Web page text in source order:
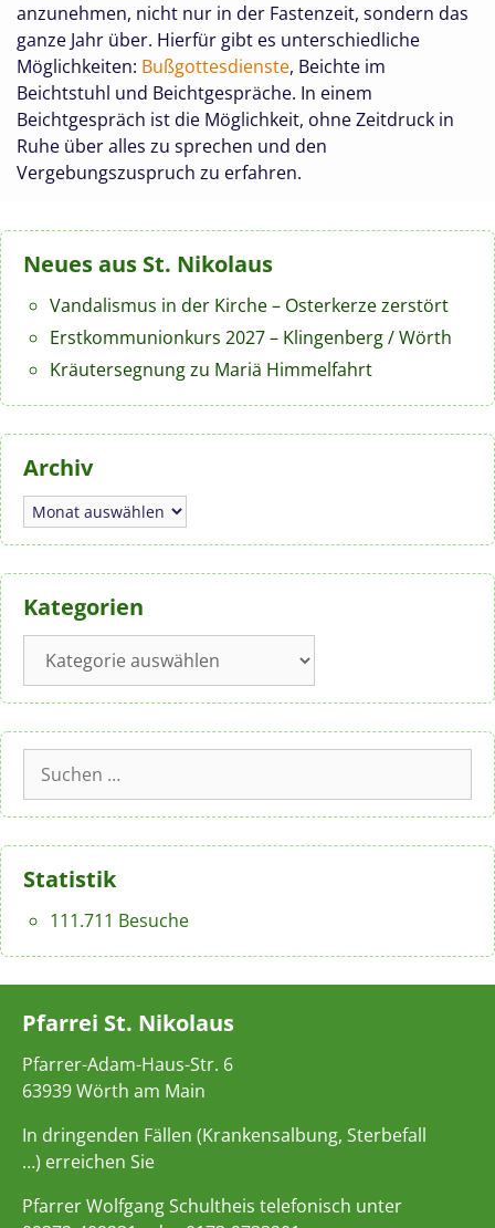
anzunehmen, nicht nur in der Fastenzeit, sondern das
ganze Jahr über. Hierfür gibt es unterschiedliche
Möglichkeiten: Bußgottesdienste, Beichte im
Beichtstuhl und Beichtgespräche. In einem
Beichtgespräch ist die Möglichkeit, ohne Zeitdruck in
Ruhe über alles zu sprechen und den
Vergebungszuspruch zu erfahren.
Neues aus St. Nikolaus
Vandalismus in der Kirche – Osterkerze zerstört
Erstkommunionkurs 2027 – Klingenberg / Wörth
Kräutersegnung zu Mariä Himmelfahrt
Archiv
Archiv
Kategorien
Kategorien
Suchen
nach:
Statistik
111.711 Besuche
Pfarrei St. Nikolaus
Pfarrer-Adam-Haus-Str. 6
63939 Wörth am Main
In dringenden Fällen (Krankensalbung, Sterbefall
…) erreichen Sie
Pfarrer Wolfgang Schultheis telefonisch unter